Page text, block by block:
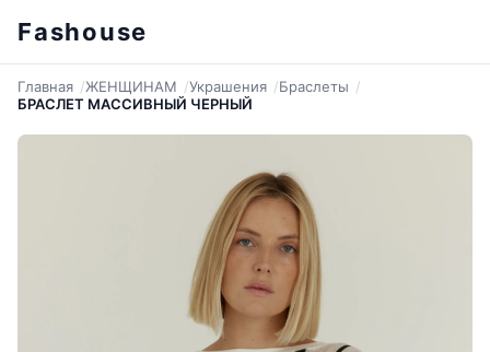
Fashouse
Главная ЖЕНЩИНАМ Украшения
Браслеты
БРАСЛЕТ МАССИВНЫЙ ЧЕРНЫЙ